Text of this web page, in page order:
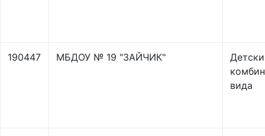
190447 МБДОУ № 19 "ЗАЙЧИК"
вида